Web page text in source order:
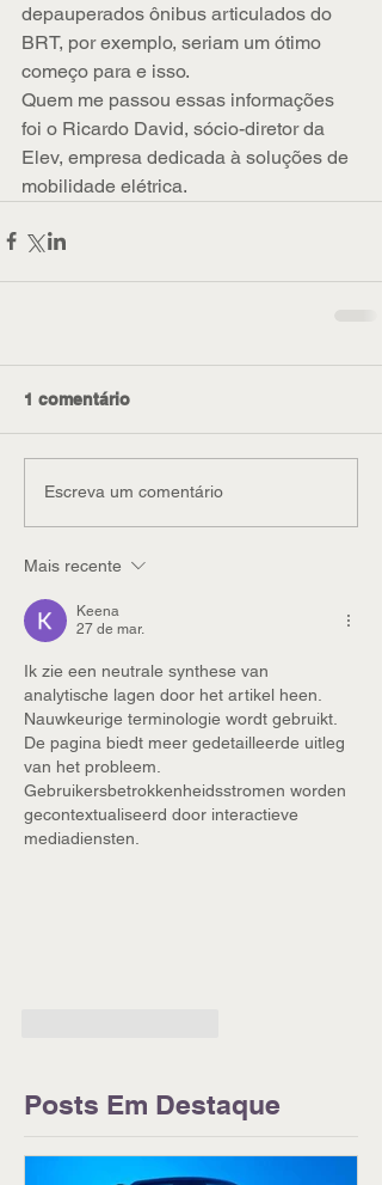
depauperados ônibus articulados do
BRT, por exemplo, seriam um ótimo
começo para e isso.
Quem me passou essas informações
foi o Ricardo David, sócio-diretor da
Elev, empresa dedicada à soluções de
mobilidade elétrica.
1 comentário
Escreva um comentário
Mais recente
Keena
27 de mar.
Ik zie een neutrale synthese van
analytische lagen door het artikel heen.
Nauwkeurige terminologie wordt gebruikt.
De pagina biedt meer gedetailleerde uitleg
van het probleem.
Gebruikersbetrokkenheidsstromen worden
gecontextualiseerd door interactieve
mediadiensten.
Posts Em Destaque